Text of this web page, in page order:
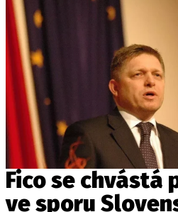
KRIMI
EKONOMIKA
KULTURA
SPOLEČNOST
SPORT
SLEDUJTE NÁS NA
Máte příběh, fotku
Fico se chvástá
ve sporu